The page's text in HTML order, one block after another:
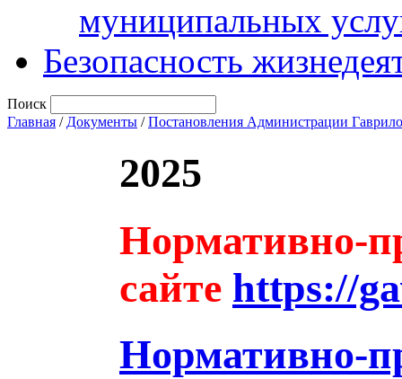
муниципальных
Безопасность
Поиск
Главная / Документы /Постановления Администрации
2025
Нормативно-
сайте https://
Нормативно-